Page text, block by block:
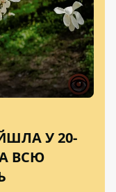
У 20-
ВСЮ